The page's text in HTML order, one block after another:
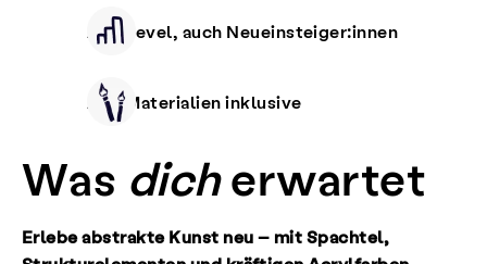
Alle Level, auch Neueinsteiger:innen
Alle Materialien inklusive
Was dicherwartet
Erlebe abstrakte Kunst neu – mit Spachtel,